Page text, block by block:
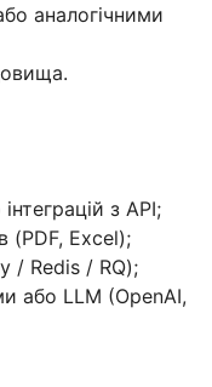
аналогічними
з API;
(PDF, Excel);
/ Redis / RQ);
або LLM (OpenAI,